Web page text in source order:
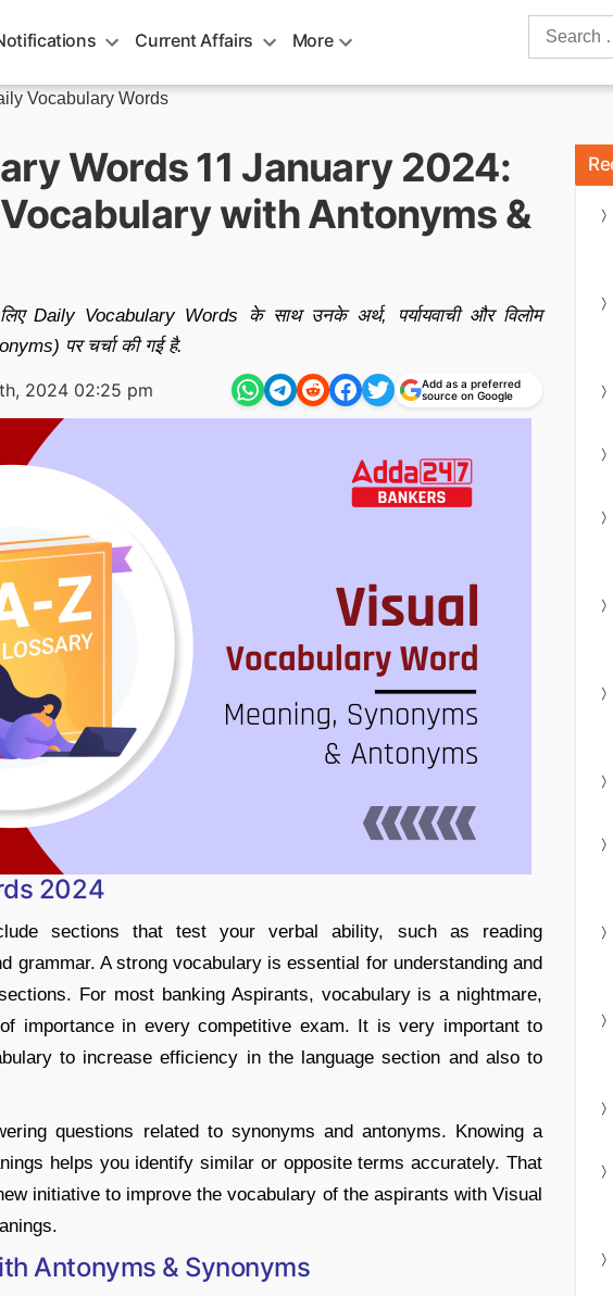
Current Affairs More
Search
Vocabulary Words
Words 11 January 2024:
with Antonyms &
Daily Vocabulary Words के साथ उनके अर्थ, पर्यायवाची और विलोम
पर चर्चा की गई है.
2024 02:25 pm
Add as a preferred
source on Google
2024
sections that test your verbal ability, such as reading
grammar. A strong vocabulary is essential for understanding and
For most banking Aspirants, vocabulary is a nightmare,
importance in every competitive exam. It is very important to
to increase efficiency in the language section and also to
questions related to synonyms and antonyms. Knowing a
helps you identify similar or opposite terms accurately. That
initiative to improve the vocabulary of the aspirants with Visual
Antonyms & Synonyms